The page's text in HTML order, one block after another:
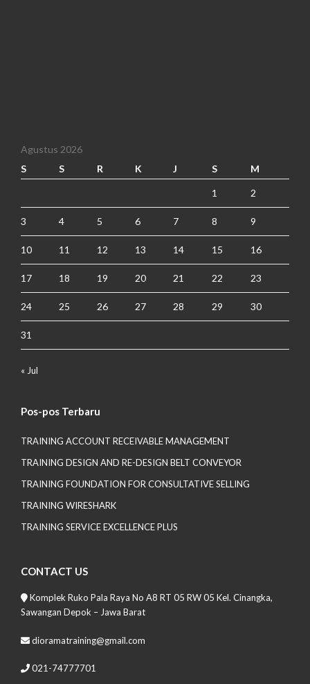
Agustus 2026
S
S R K J S M
1 2
3 4 5 6 7 8 9
10 11 12 13 14 15 16
17 18 19 20 21 22 23
24 25 26 27 28 29 30
31
« Jul
Pos-pos Terbaru
TRAINING ACCOUNT RECEIVABLE MANAGEMENT
TRAINING DESIGN AND RE-DESIGN BELT CONVEYOR
TRAINING FOUNDATION FOR CONSULTATIVE SELLING
TRAINING WIRESHARK
TRAINING SERVICE EXCELLENCE PLUS
CONTACT US
Komplek Ruko Pala Raya No A8 RT 05 RW 05 Kel. Cinangka,
Sawangan Depok – Jawa Barat
dioramatraining@gmail.com
021-74777701